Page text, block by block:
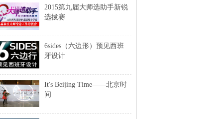
2015第九届大师选助手新锐
选拔赛
6sides（六边形）预见西班
牙设计
It's Beijing Time——北京时
间